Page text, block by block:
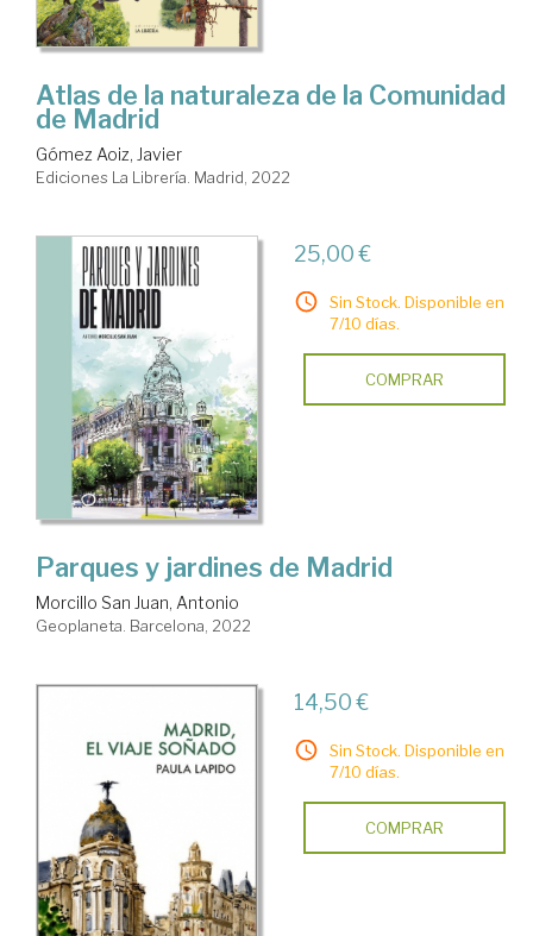
Atlas de la naturaleza de la Comunidad
de Madrid
Gómez Aoiz, Javier
Ediciones La Librería. Madrid, 2022
25,00 €
Sin Stock. Disponible en
7/10 días.
COMPRAR
Parques y jardines de Madrid
Morcillo San Juan, Antonio
Geoplaneta. Barcelona, 2022
14,50 €
Sin Stock. Disponible en
7/10 días.
COMPRAR